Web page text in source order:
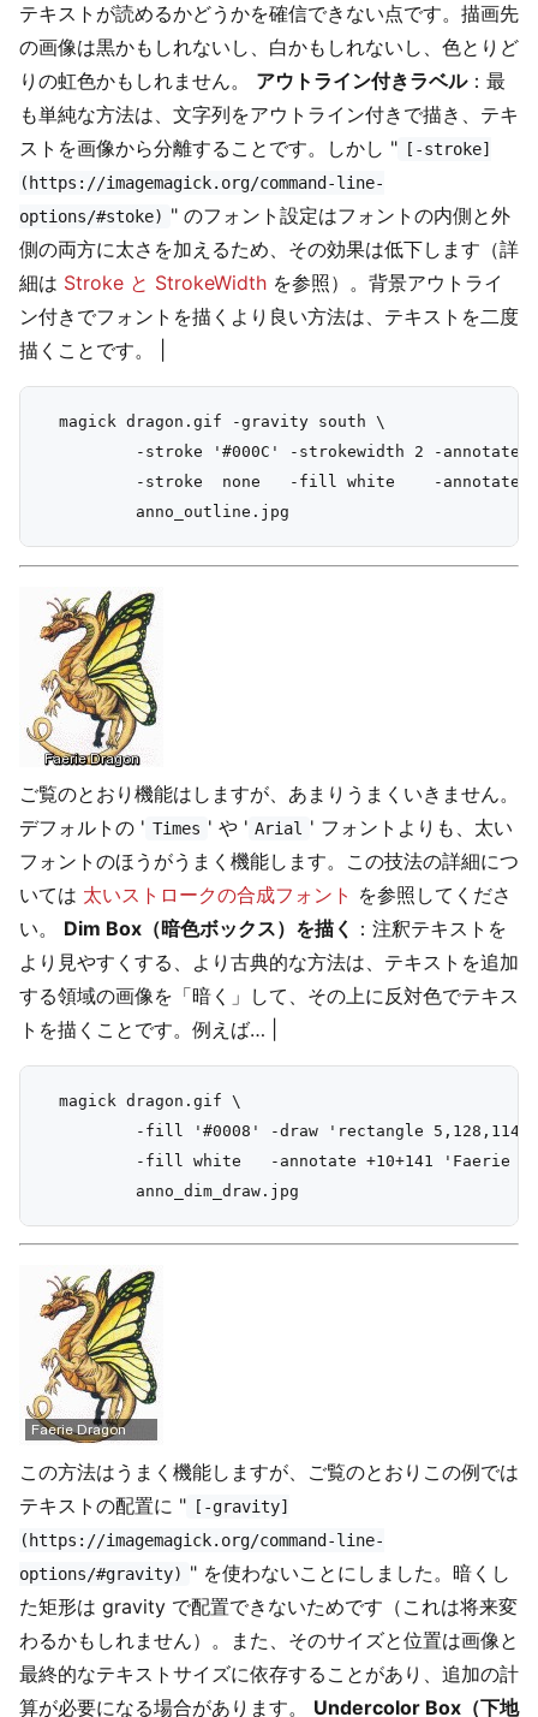
テキストが読めるかどうかを確信できない点です。描画先
の画像は黒かもしれないし、白かもしれないし、色とりど
りの虹色かもしれません。 アウトライン付きラベル：最
も単純な方法は、文字列をアウトライン付きで描き、テキ
ストを画像から分離することです。しかし "
[-stroke]
(https://imagemagick.org/command-line-
options/#stoke) " のフォント設定はフォントの内側と外
側の両方に太さを加えるため、その効果は低下します（詳
細は Stroke と StrokeWidth を参照）。背景アウトライ
ン付きでフォントを描くより良い方法は、テキストを二度
描くことです。 |
  magick dragon.gif -gravity south \
-stroke '#000C' -strokewidth 2 -annotate
-stroke  none   -fill white    -annotate
ご覧のとおり機能はしますが、あまりうまくいきません。
デフォルトの ' Times ' や ' Arial
' フォントよりも、太い
フォントのほうがうまく機能します。この技法の詳細につ
いては 太いストロークの合成フォント を参照してくださ
い。 Dim Box（暗色ボックス）を描く ：注釈テキストを
より見やすくする、より古典的な方法は、テキストを追加
する領域の画像を「暗く」して、その上に反対色でテキス
トを描くことです。例えば… |
  magick dragon.gif \
-fill '#0008' -draw 'rectangle
-fill white   -annotate +10+141 'Faerie
この方法はうまく機能しますが、ご覧のとおりこの例では
テキストの配置に "
[-gravity]
(https://imagemagick.org/command-line-
options/#gravity) " を使わないことにしました。暗くし
た矩形は gravity で配置できないためです（これは将来変
わるかもしれません）。また、そのサイズと位置は画像と
最終的なテキストサイズに依存することがあり、追加の計
算が必要になる場合があります。 Undercolor Box（下地